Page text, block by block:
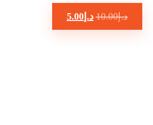
د.إ10.00 د.إ5.00